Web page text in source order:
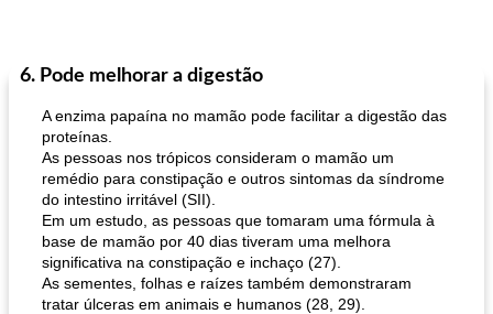
6. Pode melhorar a digestão
A enzima papaína no mamão pode facilitar a digestão das
proteínas.
As pessoas nos trópicos consideram o mamão um
remédio para constipação e outros sintomas da síndrome
do intestino irritável (SII).
Em um estudo, as pessoas que tomaram uma fórmula à
base de mamão por 40 dias tiveram uma melhora
significativa na constipação e inchaço (27).
As sementes, folhas e raízes também demonstraram
tratar úlceras em animais e humanos (28, 29).